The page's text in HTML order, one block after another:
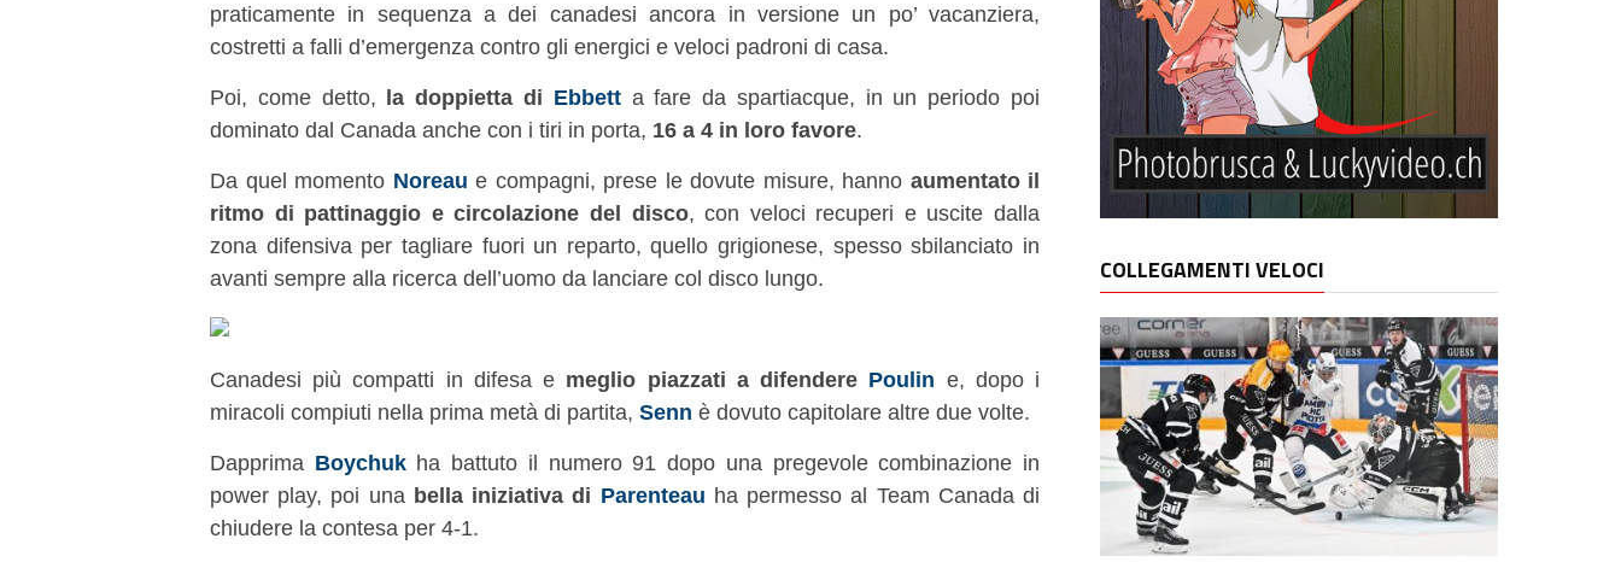
praticamente in sequenza a dei canadesi ancora in versione un po’ vacanziera,
costretti a falli d’emergenza contro gli energici e veloci padroni di casa.
Poi, come detto, la doppietta di Ebbetta fare da spartiacque, in un periodo poi
dominato dal Canada anche con i tiri in porta, 16 a 4 in loro favore.
Da quel momento Noreau e compagni, prese le dovute misure, hanno aumentato il
ritmo di pattinaggio e circolazione del disco, con veloci recuperi e uscite dalla
zona difensiva per tagliare fuori un reparto, quello grigionese, spesso sbilanciato in
avanti sempre alla ricerca dell’uomo da lanciare col disco lungo.
Canadesi più compatti in difesa e meglio piazzati a difendere Poulin e, dopo i
miracoli compiuti nella prima metà di partita, Senn è dovuto capitolare altre due volte.
Dapprima Boychukha battuto il numero 91 dopo una pregevole combinazione in
power play, poi una bella iniziativa di Parenteau ha permesso al Team Canada di
chiudere la contesa per 4-1.
COLLEGAMENTI VELOCI